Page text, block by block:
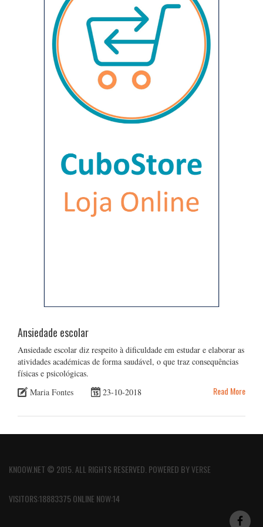
Ansiedade escolar
Ansiedade escolar diz respeito à dificuldade em estudar e elaborar as
atividades académicas de forma saudável, o que traz consequências
físicas e psicológicas.
Maria Fontes
23-10-2018 Read More
KNOOW.NET © 2015. ALL RIGHTS RESERVED. POWERED BYVERSE
VISITORS:18883375 ONLINE NOW:14